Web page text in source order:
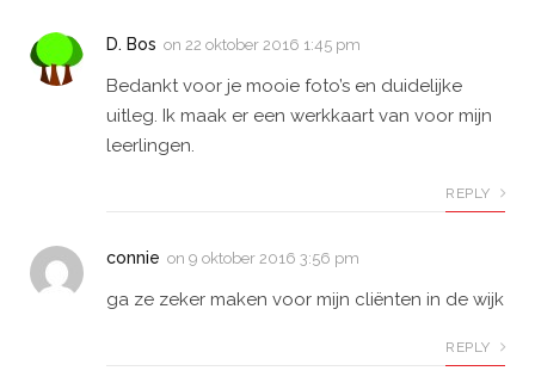
D. Bos on 22 oktober 2016 1:45 pm
Bedankt voor je mooie foto’s en duidelijke
uitleg. Ik maak er een werkkaart van voor mijn
leerlingen.
REPLY
connie on 9 oktober 2016 3:56 pm
ga ze zeker maken voor mijn cliënten in de wijk
REPLY